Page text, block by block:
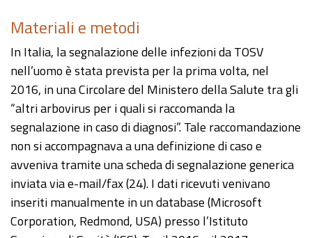
Materiali e metodi
In Italia, la segnalazione delle infezioni da TOSV
nell’uomo è stata prevista per la prima volta, nel
2016, in una Circolare del Ministero della Salute tra gli
“altri arbovirus per i quali si raccomanda la
segnalazione in caso di diagnosi”. Tale raccomandazione
non si accompagnava a una definizione di caso e
avveniva tramite una scheda di segnalazione generica
inviata via e-mail/fax (24). I dati ricevuti venivano
inseriti manualmente in un database (Microsoft
Corporation, Redmond, USA) presso l’Istituto